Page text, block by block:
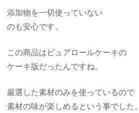
添加物を一切使っていない
のも安心です。
この商品はピュアロールケーキの
ケーキ版だったんですね。
厳選した素材のみを使っているので
素材の味が楽しめるという事でした。